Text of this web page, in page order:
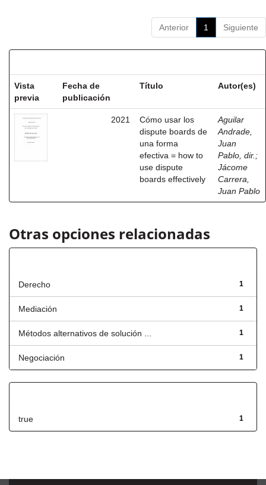
Anterior 1 Siguiente
Vista
previa
Fecha de
publicación
Título Autor(es)
2021
Cómo usar los
dispute boards de
una forma
efectiva = how to
use dispute
boards effectively
Aguilar
Andrade,
Juan
Pablo, dir. ;
Jácome
Carrera,
Juan Pablo
Otras opciones relacionadas
1
Derecho
1
Mediación
1
Métodos alternativos de solución ...
1
Negociación
1
true